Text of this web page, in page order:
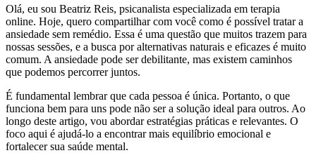
Olá, eu sou Beatriz Reis, psicanalista especializada em terapia
online. Hoje, quero compartilhar com você como é possível tratar a
ansiedade sem remédio. Essa é uma questão que muitos trazem para
nossas sessões, e a busca por alternativas naturais e eficazes é muito
comum. A ansiedade pode ser debilitante, mas existem caminhos
que podemos percorrer juntos.
É fundamental lembrar que cada pessoa é única. Portanto, o que
funciona bem para uns pode não ser a solução ideal para outros. Ao
longo deste artigo, vou abordar estratégias práticas e relevantes. O
foco aqui é ajudá-lo a encontrar mais equilíbrio emocional e
fortalecer sua saúde mental.